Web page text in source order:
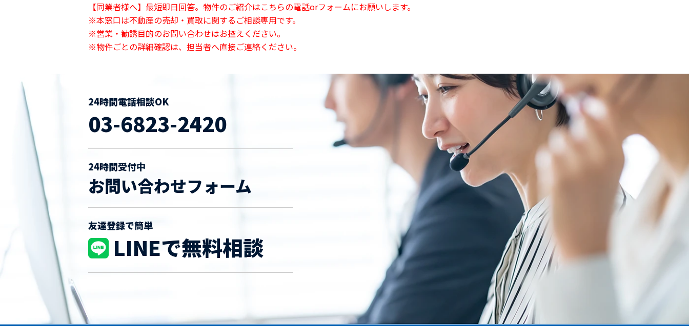
【同業者様へ】最短即日回答。物件のご紹介はこちらの電話orフォームにお願いします。
※本窓口は不動産の売却・買取に関するご相談専用です。
※営業・勧誘目的のお問い合わせはお控えください。
※物件ごとの詳細確認は、担当者へ直接ご連絡ください。
24時間電話相談OK
03-6823-2420
24時間受付中
お問い合わせフォーム
友達登録で簡単
LINEで無料相談